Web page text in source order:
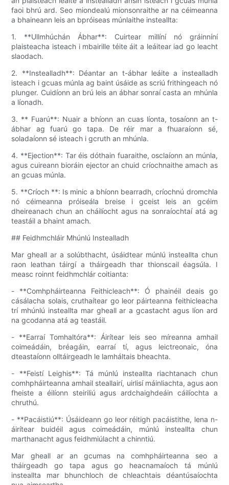
faoi bhrú ard. Seo miondealú mionsonraithe ar na céimeanna
a bhaineann leis an bpróiseas múnlaithe insteallta:
1. **Ullmhúchán Ábhar**: Cuirtear millíní nó gráinníní
plaisteacha isteach i mbairille téite áit a leáitear iad go leacht
slaodach.
2. **Instealladh**: Déantar an t-ábhar leáite a instealladh
isteach i gcuas múnla ag baint úsáide as scriú frithingeach nó
plunger. Cuidíonn an brú leis an ábhar sonraí casta an mhúnla
a líonadh.
3. ** Fuarú**: Nuair a bhíonn an cuas líonta, tosaíonn an t-
ábhar ag fuarú go tapa. De réir mar a fhuaraíonn sé,
soladaíonn sé isteach i gcruth an mhúnla.
4. **Ejection**: Tar éis dóthain fuaraithe, osclaíonn an múnla,
agus cuireann bioráin ejector an chuid críochnaithe amach as
an gcuas múnla.
5. **Críoch **: Is minic a bhíonn bearradh, críochnú dromchla
nó céimeanna próiseála breise i gceist leis an gcéim
dheireanach chun an cháilíocht agus na sonraíochtaí atá ag
teastáil a bhaint amach.
## Feidhmchláir Mhúnlú Instealladh
Mar gheall ar a solúbthacht, úsáidtear múnlú insteallta chun
raon leathan táirgí a tháirgeadh thar thionscail éagsúla. I
measc roinnt feidhmchlár coitianta:
- **Comhpháirteanna Feithicleach**: Ó phainéil deais go
cásálacha solais, cruthaítear go leor páirteanna feithicleacha
trí mhúnlú insteallta mar gheall ar a gcastacht agus líon ard
na gcodanna atá ag teastáil.
- **Earraí Tomhaltóra**: Áirítear leis seo míreanna amhail
coimeádáin, bréagáin, earraí tí, agus leictreonaic, óna
dteastaíonn olltáirgeadh le lamháltais bheachta.
- **Feistí Leighis**: Tá múnlú insteallta riachtanach chun
comhpháirteanna amhail steallairí, uirlisí máinliachta, agus aon
fheiste a éilíonn steiriliú agus ardchaighdeáin cáilíochta a
chruthú.
- **Pacáistiú**: Úsáideann go leor réitigh pacáistithe, lena n-
áirítear buidéil agus coimeádáin, múnlú insteallta chun
marthanacht agus feidhmiúlacht a chinntiú.
Mar gheall ar an gcumas na comhpháirteanna seo a
tháirgeadh go tapa agus go heacnamaíoch tá múnlú
insteallta mar bhunchloch de chleachtais déantúsaíochta